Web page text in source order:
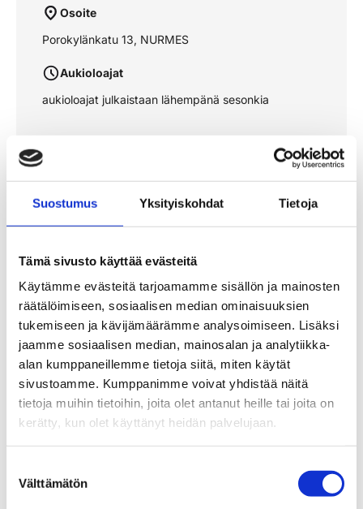
Suostumus Yksityiskohdat Tietoja
Tämä sivusto käyttää evästeitä
Käytämme evästeitä tarjoamamme sisällön ja mainosten
räätälöimiseen, sosiaalisen median ominaisuuksien
tukemiseen ja kävijämäärämme analysoimiseen. Lisäksi
jaamme sosiaalisen median, mainosalan ja analytiikka-
alan kumppaneillemme tietoja siitä, miten käytät
sivustoamme. Kumppanimme voivat yhdistää näitä
tietoja muihin tietoihin, joita olet antanut heille tai joita on
kerätty, kun olet käyttänyt heidän palvelujaan.
valinta
Välttämätön
Osoite
Porokylänkatu 13, NURMES
Aukioloajat
aukioloajat julkaistaan lähempänä sesonkia